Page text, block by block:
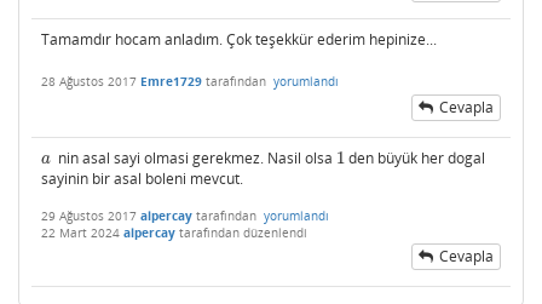
Tamamdır hocam anladım. Çok teşekkür ederim hepinize...
28 Ağustos 2017 Emre1729 tarafından yorumlandı
Cevapla
a
a nin asal sayi olmasi gerekmez. Nasil olsa 1
1den büyük her dogal
sayinin bir asal boleni mevcut.
29 Ağustos 2017 alpercay tarafından yorumlandı
22 Mart 2024 alpercay tarafından düzenlendi
Cevapla